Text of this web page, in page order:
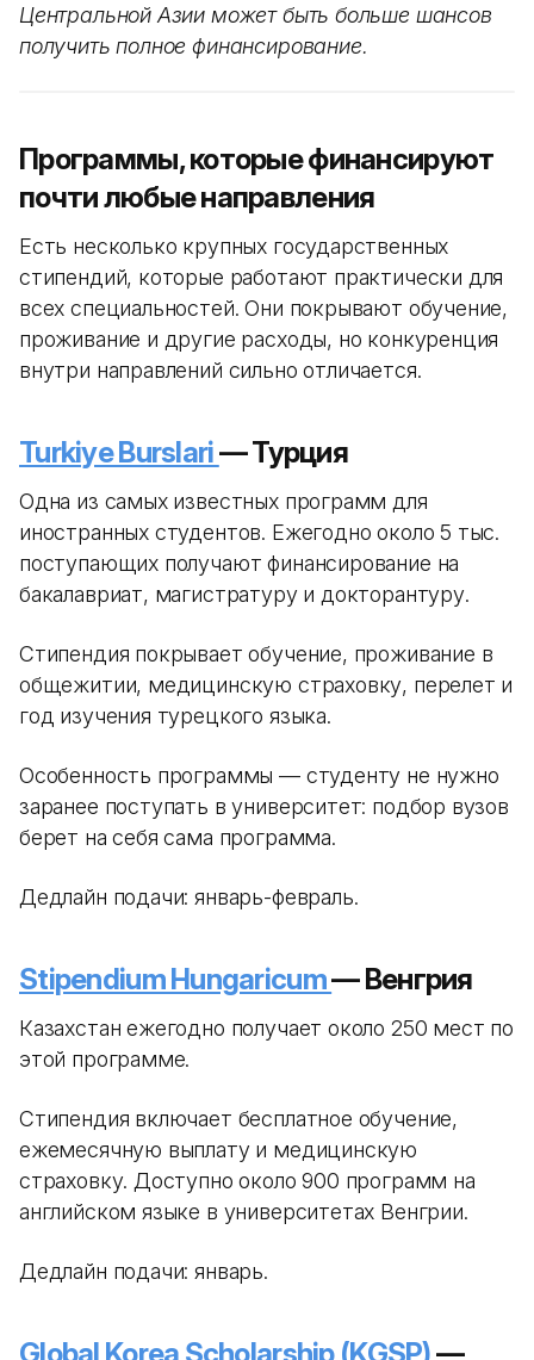
Центральной Азии может быть больше шансов
получить полное финансирование.
Программы, которые финансируют
почти любые направления
Есть несколько крупных государственных
стипендий, которые работают практически для
всех специальностей. Они покрывают обучение,
проживание и другие расходы, но конкуренция
внутри направлений сильно отличается.
Turkiye Burslari— Турция
Одна из самых известных программ для
иностранных студентов. Ежегодно около 5 тыс.
поступающих получают финансирование на
бакалавриат, магистратуру и докторантуру.
Стипендия покрывает обучение, проживание в
общежитии, медицинскую страховку, перелет и
год изучения турецкого языка.
Особенность программы — студенту не нужно
заранее поступать в университет: подбор вузов
берет на себя сама программа.
Дедлайн подачи: январь-февраль.
Stipendium Hungaricum— Венгрия
Казахстан ежегодно получает около 250 мест по
этой программе.
Стипендия включает бесплатное обучение,
ежемесячную выплату и медицинскую
страховку. Доступно около 900 программ на
английском языке в университетах Венгрии.
Дедлайн подачи: январь.